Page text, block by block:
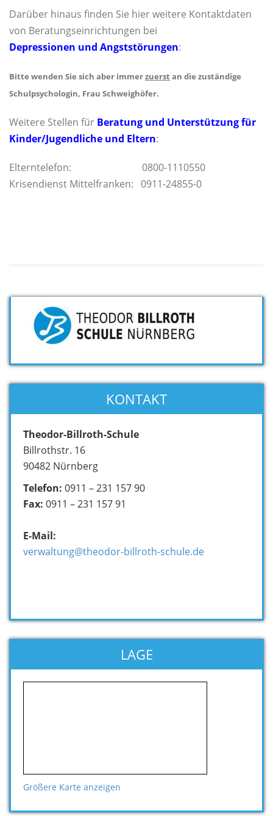
Darüber hinaus finden Sie hier weitere Kontaktdaten
von Beratungseinrichtungen bei
Depressionen und Angststörungen:
Bitte wenden Sie sich aber immerzuerst an die zuständige
Schulpsychologin, Frau Schweighöfer.
Weitere Stellen für Beratung und Unterstützung für
Kinder/Jugendliche und Eltern:
Elterntelefon: 0800-1110550
Krisendienst Mittelfranken: 0911-24855-0
KONTAKT
Theodor-Billroth-Schule
Billrothstr. 16
90482 Nürnberg
Telefon: 0911 – 231 157 90
Fax: 0911 – 231 157 91
E-Mail:
verwaltung@theodor-billroth-schule.de
LAGE
Größere Karte anzeigen